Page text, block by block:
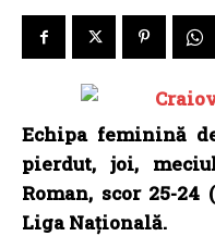
Echipa feminină
pierdut, joi,
Roman, scor 25-24
Liga Naţională.